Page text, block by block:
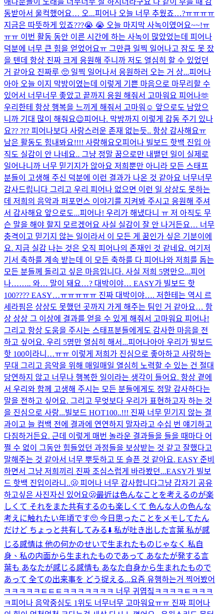
동받아서 울컥했어요… 오...피어나 오늘 너무 추웠죠…?ㅠㅠㅠㅠ
지금은 따뜻하게 있죠???😭 😭 오늘 마지막 사녹이였어요~~!ㅠ
ㅠㅠ 이번 활동 동안 이른 시간에 하는 사녹이 많았었는데 피어나
덕분에 너무 큰 힘을 얻었어요ㅠ 그만큼 일찍 일어나고 잠도 못 잤
을 텐데 항상 진짜 크게 응원해 주니까 저도 열심히 할 수 있었던
거 같아요 진짜루 🥺 일찍 일어나서 응원하러 오는 거 상...피어나
아아 오늘 이지 막방이였는데 이렇게 기쁜 마음으로 마무리할 수
있어서 너무너무 좋았고 끝까지 응원 해줘서 고마워요 피어나🫶
우리한테 항상 행복을 느끼게 해줘서 고마워☺️ 앞으로도 남았으
니까 기대 많이 해줘요😉피어나. 막방까지 이렇게 감동 주기 있나
요?? ?!? 피어나보다 사랑스러운 존재 없는듯.. 항상 감사해요ㅠ
남은 활동도 힘내봐요!!!! 사랑해요오피어나 빌보드 핫백 진입 아
직도 실감이 안 나네요.. 그냥 정말 꿈으로만 내뱉던 일이 실제로
일어나니까 너무 믿기지가 않아요 저희뿐만 아니라 모든 스태프
분들이 고생해 주신 덕분에 이런 결과가 나온 것 같아요 너무너무
감사드립니다 그리고 우리 피어나 없으면 이런 일 상상도 못하는
데 저희의 음악과 퍼포먼스 이야기를 지켜봐 주시고 응원해 주셔
서 감사해요 앞으로도...피어나! 우리가 해냈다니 ㅠ 저 아직도 무
슨 말을 해야 할지 모르겠어요 사실 실감이 잘 안 나거든요… 너무
충격이고 믿기지 않는 일이라서 이 모든 게 꿈인가 싶은 기분이에
요. 지금 실감 나는 것은 오직 피어나의 존재인 것 같네요. 여기저
기서 축하를 계속 받는데 이 모든 축하를 다 피어나와 저희를 돕는
모든 분들께 돌리고 싶은 마음입니다. 사실 저희 5명만으...피어
나…….. 와… 말이 돼요…? 대박이야… EASY가 빌보드 핫
100???? EASY…ㅠㅠㅠㅠㅠ 진짜 대박이야…. 저한테는 역시 르
세라핌은 상상도 못했던 곳까지 가게 해주는 팀인 거 같아요… 항
상 상상 그 이상에 결과를 얻을 수 있게 해줘서 고마워요 피어나!
그리고 항상 도움을 주시는 스태프분들에게도 감사한 마음을 전
하고 싶어요. 우리 5명만 열심히 해서...피어나아아 우리가 빌보드
핫 100이라니…ㅠㅠ 이렇게 저희가 진심으로 좋아하고 사랑하는
무대 그리고 음악을 위해 매일매일 열심히 노력할 수 있는 건 절대
당연하지 않고 너무나 행복한 일이라는 생각이 들어요. 항상 곁에
서 우리와 함께 고생해 주시는 모든 분들에게도 정말 감사하다는
말을 전하고 싶어요. 그리고 무엇보다 우리가 표현하고자 하는 것
을 진심으로 사랑...빌보드 HOT100..!!! 진짜 너무 믿기지 않는 결
과이고 늘 컴백 전에 결과에 연연하지 말자라고 수십 번 얘기하고
다짐하거든요. 근데 이렇게 매번 놀라운 결과들을 들을 때마다 어
쩔 수 없이 그동안 힘들었던 과정들을 보상받는 것 같고 잘했다고
말해주는 것 같아서 너무 뿌듯하고 또 슬픈 것 같아요. EASY 준비
하면서 그냥 저희끼리 진짜 조심스럽게 바라봤던...EASY가 빌보
드 핫백 진입이라니..🫢 피어나 너무 감사합니다그냥 갑자기 공유
하고싶은 사진자신 있어요🫢最近は色んなことを考えるのが楽
しくて それをまた共有するのも楽しくて 色んな人の色んな
考えに触れたい年頃です🥺 今日思ったことをメモしてたん
だけど ちょっと共有してみる⬇️ 私が吐き出した言葉 私が感
じる感情は 他の何かのせいで生まれたものじゃなく 私自
身、私の内面から生まれたものであって あなたが発する言
葉も あなたが感じる感情も あなた自身から生まれたもので
あって 全ての出来事を どう捉える...요즘 유행하는거 찍어봤어
ㅋㅋㅋㅋㅋㅌㅌㅌㅋㅋㅋㅋㅋㅋㅋ 너무 귀엽짘ㅋㅋㅋㅋㅌㅋㅋㅋ
ㅋ피어나 음악중심도 1위도 너무너무 고마워요ㅠㅠ 진짜 피어나